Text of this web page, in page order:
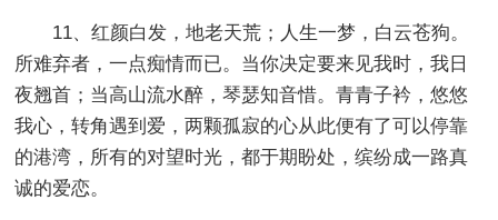
11、红颜白发，地老天荒；人生一梦，白云苍狗。
所难弃者，一点痴情而已。当你决定要来见我时，我日
夜翘首；当高山流水醉，琴瑟知音惜。青青子衿，悠悠
我心，转角遇到爱，两颗孤寂的心从此便有了可以停靠
的港湾，所有的对望时光，都于期盼处，缤纷成一路真
诚的爱恋。